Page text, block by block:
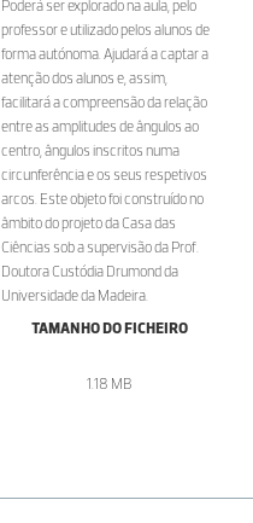
Poderá ser explorado na aula, pelo
professor e utilizado pelos alunos de
forma autónoma. Ajudará a captar a
atenção dos alunos e, assim,
facilitará a compreensão da relação
entre as amplitudes de ângulos ao
centro, ângulos inscritos numa
circunferência e os seus respetivos
arcos. Este objeto foi construído no
âmbito do projeto da Casa das
Ciências sob a supervisão da Prof.
Doutora Custódia Drumond da
Universidade da Madeira.
TAMANHO DO FICHEIRO
1.18 MB